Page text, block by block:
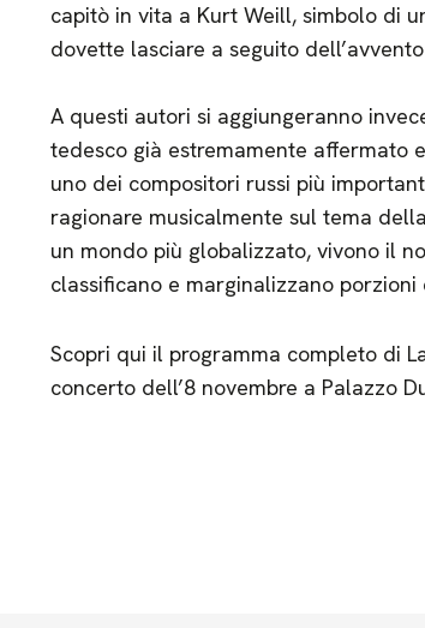
capitò in vita a Kurt Weill, simbolo di
dovette lasciare a seguito
A questi autori si aggiungeranno
tedesco già estremamente affermato
uno dei compositori russi più
ragionare musicalmente sul tema
un mondo più globalizzato, vivono il
classificano e marginalizzano porzioni
Scopri qui il programma completo di
concerto dell’8 novembre a Palazzo